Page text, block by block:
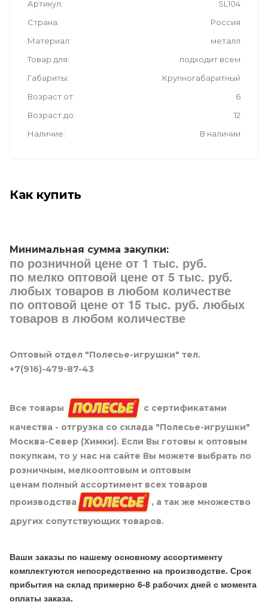
Артикул
SL104
Страна
Россия
Материал
металл
Товар для
подходит всем
Габариты
Крупногабаритный
Возраст от
6
Возраст до
12
Наличие
В наличии
Как купить
Минимальная сумма закупки:
по розничной цене от 1 тыс. руб.
по мелко оптовой цене от 5 тыс. руб.
любых товаров в любом количестве
по оптовой цене от 15 тыс. руб. любых
товаров в любом количестве
Оптовый отдел "Полесье-игрушки" тел.
+7(916)-479-87-43
Все товары
с сертификатами
качества - отгрузка со склада "Полесье-игрушки"
Москва-Север (Химки). Если Вы готовы к оптовым
покупкам, то у нас на сайте Вы можете выбрать по
розничным, мелкооптовым и оптовым
ценам полный ассортимент всех товаров
производства
, а так же множество
других сопутствующих товаров.
Ваши заказы по нашему основному ассортименту
комплектуются непосредственно на производстве. Срок
прибытия на склад примерно 6-8 рабочих дней с момента
оплаты заказа.